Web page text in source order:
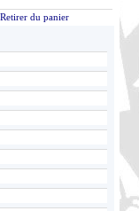
Retirer du panier